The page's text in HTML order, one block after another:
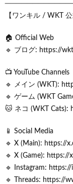
【ワンキル / WKT 公
🏠 Official Web
🔹 ブログ: https://
📺 YouTube Channels
🔹 メイン (WKT):
🔹 ゲーム (WKT
🐱 ネコ (WKT Cats):
📱 Social Media
🔹 X (Main): https://
🔹 X (Game): https://
🔹 Instagram:
🔹 Threads: https://